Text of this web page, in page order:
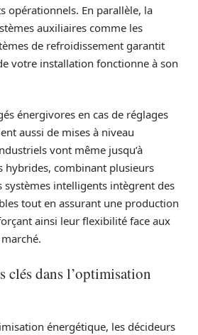
opérationnels. En parallèle, la
auxiliaires comme les
de refroidissement garantit
votre installation fonctionne à son
énergivores en cas de réglages
aussi de mises à niveau
vont même jusqu’à
hybrides, combinant plusieurs
systèmes intelligents intègrent des
tout en assurant une production
ainsi leur flexibilité face aux
clés dans l’optimisation
énergétique, les décideurs